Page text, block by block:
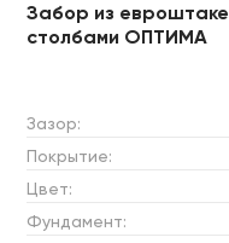
Забор из
столбами ОПТИМА
Зазор:
Покрытие:
Цвет:
Фундамент: